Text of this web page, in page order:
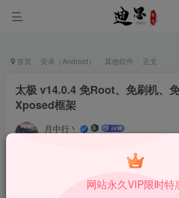
首页 安卓（Android） 其他软件 正文
太极 v14.0.4 免Root、免刷机、
Xposed框架
月中行丶
用途。如有侵权、不妥之处，请第一时间联
网站永久VIP限时特